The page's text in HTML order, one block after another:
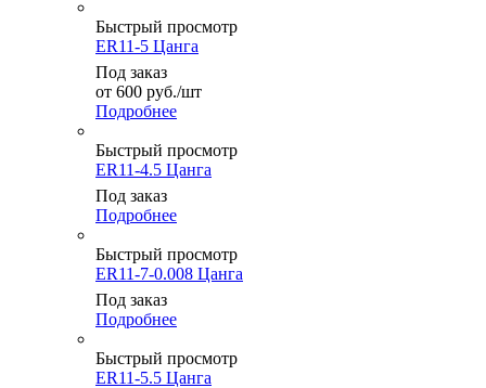
Быстрый просмотр
ER11-5 Цанга
Под заказ
от 600 руб./шт
Подробнее
Быстрый просмотр
ER11-4.5 Цанга
Под заказ
Подробнее
Быстрый просмотр
ER11-7-0.008 Цанга
Под заказ
Подробнее
Быстрый просмотр
ER11-5.5 Цанга